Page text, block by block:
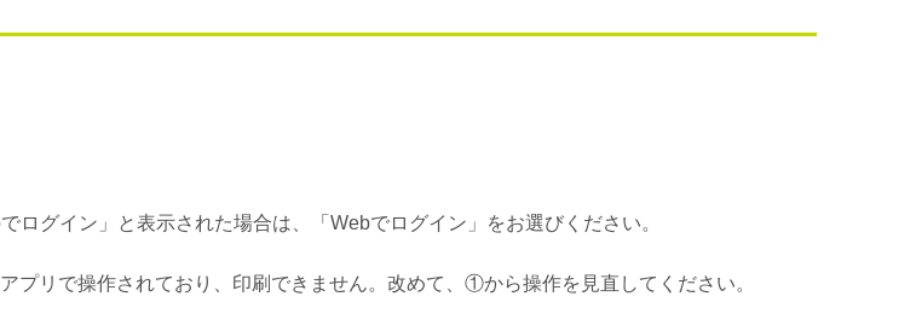
ログイン」と表示された場合は、「Webでログイン」をお選びください。
プリで操作されており、印刷できません。改めて、①から操作を見直してください。